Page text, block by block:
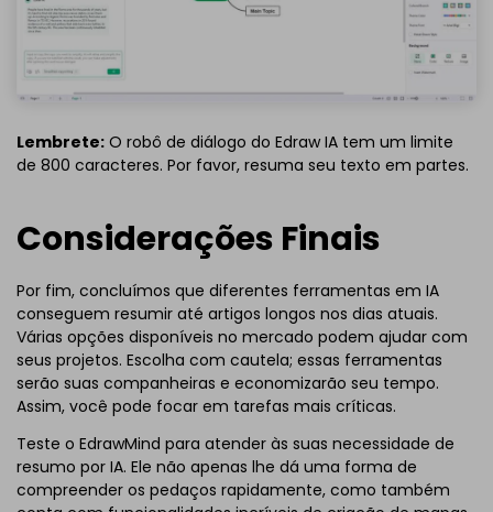
Lembrete: O robô de diálogo do Edraw IA tem um limite
de 800 caracteres. Por favor, resuma seu texto em partes.
Considerações Finais
Por fim, concluímos que diferentes ferramentas em IA
conseguem resumir até artigos longos nos dias atuais.
Várias opções disponíveis no mercado podem ajudar com
seus projetos. Escolha com cautela; essas ferramentas
serão suas companheiras e economizarão seu tempo.
Assim, você pode focar em tarefas mais críticas.
Teste o EdrawMind para atender às suas necessidade de
resumo por IA. Ele não apenas lhe dá uma forma de
compreender os pedaços rapidamente, como também